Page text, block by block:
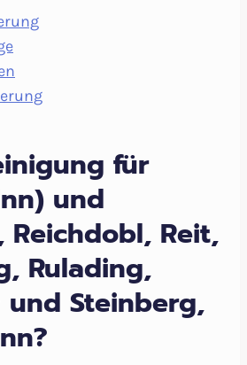
für
und
Reichdobl, Reit,
Rulading,
und Steinberg,